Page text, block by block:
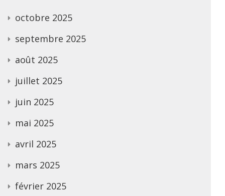
octobre 2025
septembre 2025
août 2025
juillet 2025
juin 2025
mai 2025
avril 2025
mars 2025
février 2025